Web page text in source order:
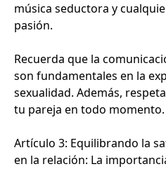
música seductora y
pasión.
Recuerda que la
son fundamentales en la
sexualidad. Además,
tu pareja en todo momento.
Artículo 3: Equilibrando la
en la relación: La